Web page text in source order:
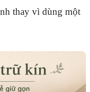
thay vì dùng một